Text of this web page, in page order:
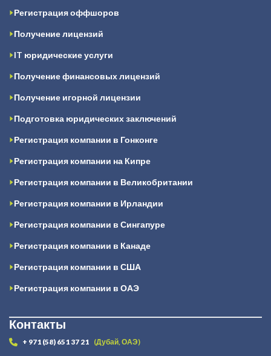
Регистрация оффшоров
Получение лицензий
IT юридические услуги
Получение финансовых лицензий
Получение игорной лицензии
Подготовка юридических заключений
Регистрация компании в Гонконге
Регистрация компании на Кипре
Регистрация компании в Великобритании
Регистрация компании в Ирландии
Регистрация компании в Сингапуре
Регистрация компании в Канаде
Регистрация компании в США
Регистрация компании в ОАЭ
Контакты
+ 971 (58) 651 37 21 (Дубай, ОАЭ)